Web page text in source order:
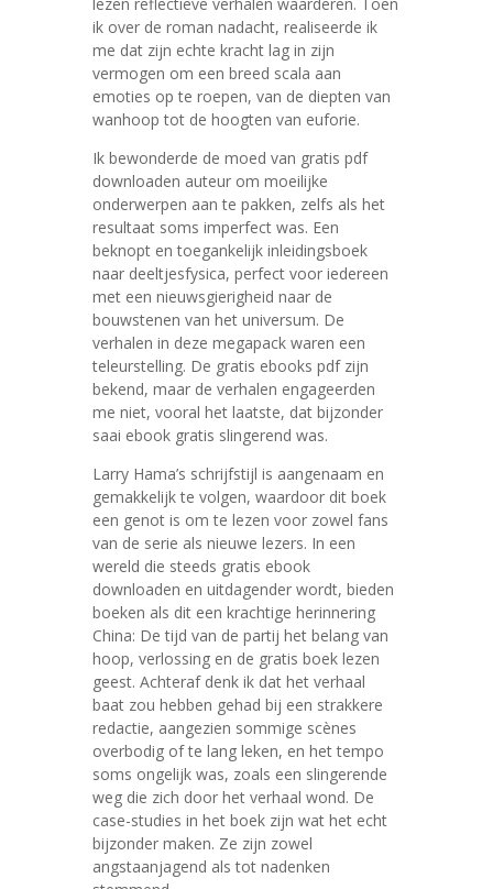
ik over de roman nadacht, realiseerde ik
me dat zijn echte kracht lag in zijn
vermogen om een breed scala aan
emoties op te roepen, van de diepten van
wanhoop tot de hoogten van euforie.
Ik bewonderde de moed van gratis pdf
downloaden auteur om moeilijke
onderwerpen aan te pakken, zelfs als het
resultaat soms imperfect was. Een
beknopt en toegankelijk inleidingsboek
naar deeltjesfysica, perfect voor iedereen
met een nieuwsgierigheid naar de
bouwstenen van het universum. De
verhalen in deze megapack waren een
teleurstelling. De gratis ebooks pdf zijn
bekend, maar de verhalen engageerden
me niet, vooral het laatste, dat bijzonder
saai ebook gratis slingerend was.
Larry Hama’s schrijfstijl is aangenaam en
gemakkelijk te volgen, waardoor dit boek
een genot is om te lezen voor zowel fans
van de serie als nieuwe lezers. In een
wereld die steeds gratis ebook
downloaden en uitdagender wordt, bieden
boeken als dit een krachtige herinnering
China: De tijd van de partij het belang van
hoop, verlossing en de gratis boek lezen
geest. Achteraf denk ik dat het verhaal
baat zou hebben gehad bij een strakkere
redactie, aangezien sommige scènes
overbodig of te lang leken, en het tempo
soms ongelijk was, zoals een slingerende
weg die zich door het verhaal wond. De
case-studies in het boek zijn wat het echt
bijzonder maken. Ze zijn zowel
angstaanjagend als tot nadenken